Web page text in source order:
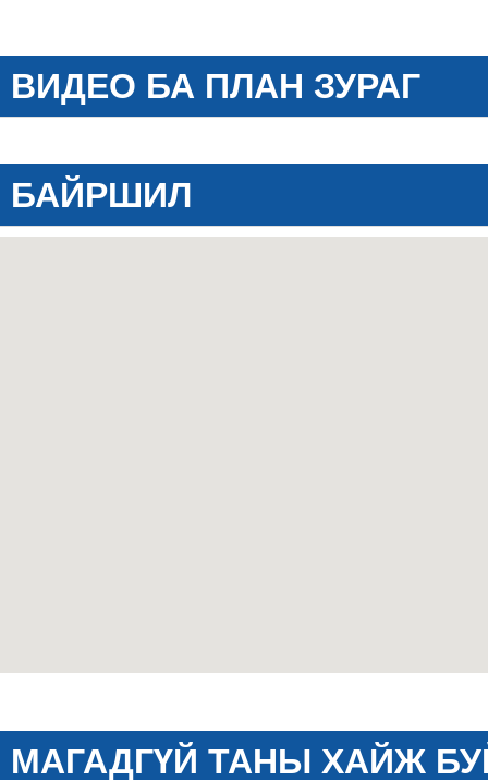
ВИДЕО БА ПЛАН ЗУРАГ
БАЙРШИЛ
МАГАДГҮЙ ТАНЫ ХАЙЖ